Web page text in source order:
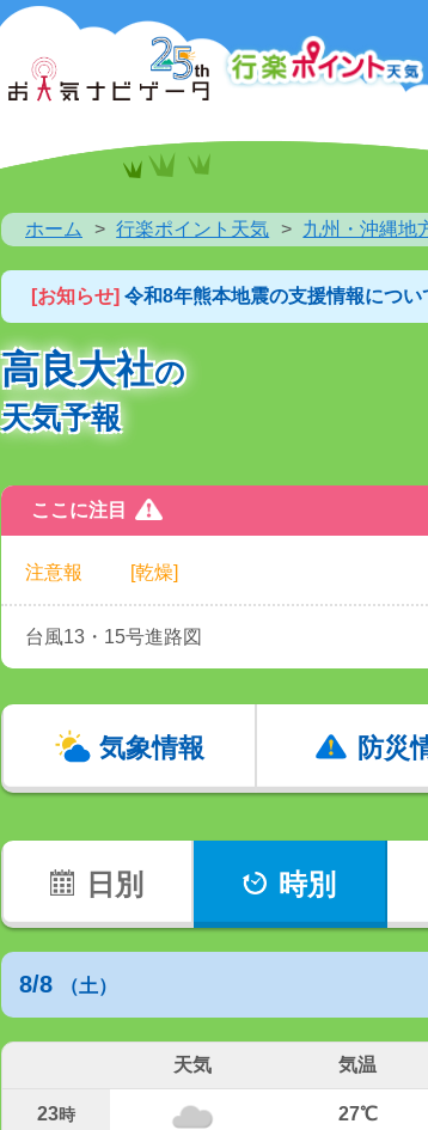
ホーム 行楽ポイント天気 九州・沖縄地
[お知らせ] 令和8年熊本地震の支援情報につい
高良大社の
天気予報
ここに注目
注意報 [乾燥]
台風13・15号進路図
気象情報 防災
日別 時別
8/8 （土）
天気 気温
23時 27℃